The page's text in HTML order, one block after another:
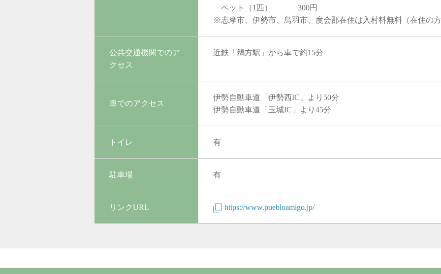
ペット（1匹） 300円
※志摩市、伊勢市、鳥羽市、度会郡在住は入村料無料（在住の方
公共交通機関でのア
クセス
近鉄「鵜方駅」から車で約15分
車でのアクセス
伊勢自動車道「伊勢西IC」より50分
伊勢自動車道「玉城IC」より45分
トイレ 有
駐車場 有
リンクURL https://www.puebloamigo.jp/